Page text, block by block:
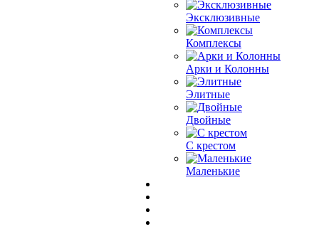
Эксклюзивные
Комплексы
Арки и Колонны
Элитные
Двойные
С крестом
Маленькие